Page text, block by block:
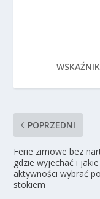
POPRZEDNI
Ferie zimowe bez
gdzie wyjechać i jakie
aktywności wybrać
stokiem